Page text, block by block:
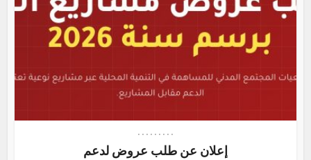
• • • • • • • • •
إعلان عن طلب عروض لدعم